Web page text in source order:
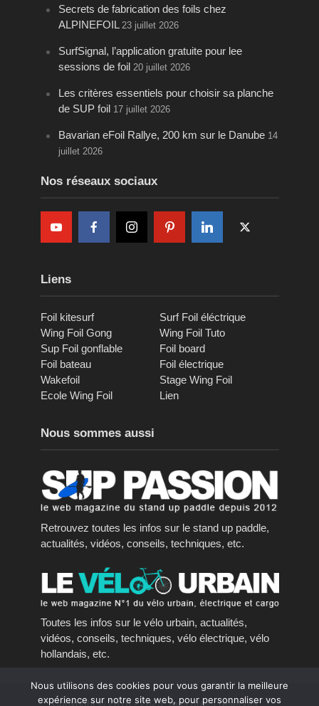
Secrets de fabrication des foils chez
ALPINEFOIL 23 juillet 2026
SurfSignal, l’application gratuite pour lee
sessions de foil 20 juillet 2026
Les critères essentiels pour choisir sa planche
de SUP foil 17 juillet 2026
Bavarian eFoil Rallye, 200 km sur le Danube 14
juillet 2026
Nos réseaux sociaux
Liens
Foil kitesurf
Surf Foil éléctrique
Wing Foil Gong
Wing Foil Tuto
Sup Foil gonflable
Foil board
Foil bateau
Foil électrique
Wakefoil
Stage Wing Foil
Ecole Wing Foil
Lien
Nous sommes aussi
Retrouvez toutes les infos sur le stand up paddle,
actualités, vidéos, conseils, techniques, etc.
Toutes les infos sur le vélo urbain, actualités,
vidéos, conseils, techniques, vélo électrique, vélo
hollandais, etc.
Copyright © 2016 - 2023, tous droits réservés.
Nous utilisons des cookies pour vous garantir la meilleure
expérience sur notre site web, pour personnaliser vos